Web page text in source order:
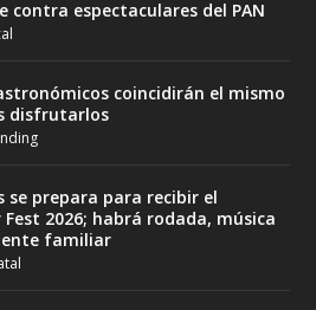
contra espectaculares del PAN
coincidirán el mismo
disfrutarlos
se prepara para recibir el
Fest 2026; habrá rodada, música
familiar